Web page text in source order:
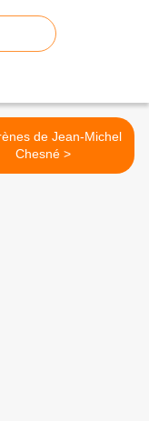
de Jean-Michel
Chesné >